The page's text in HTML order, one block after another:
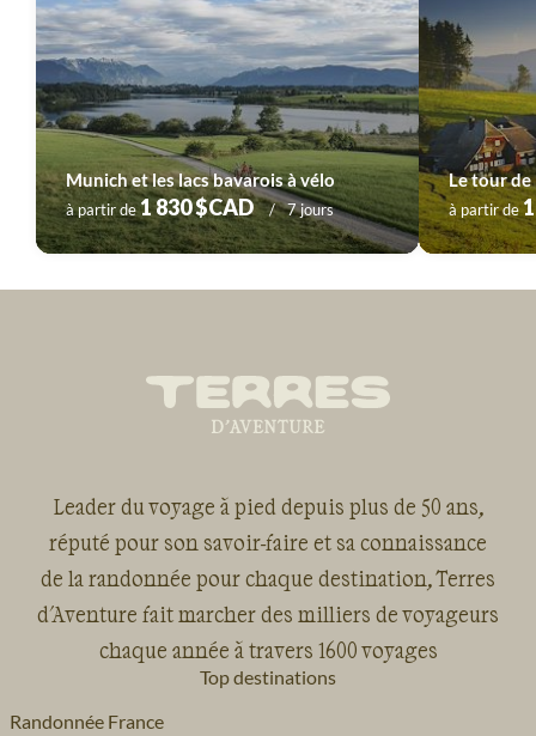
Munich et les lacs bavarois à vélo
à partir de1 830 $CAD 7 jours
Le tour de
à partir de
Leader du voyage à pied depuis plus de 50 ans,
réputé pour son savoir-faire et sa connaissance
de la randonnée pour chaque destination, Terres
d'Aventure fait marcher des milliers de voyageurs
chaque année à travers 1600 voyages
Top destinations
Randonnée France